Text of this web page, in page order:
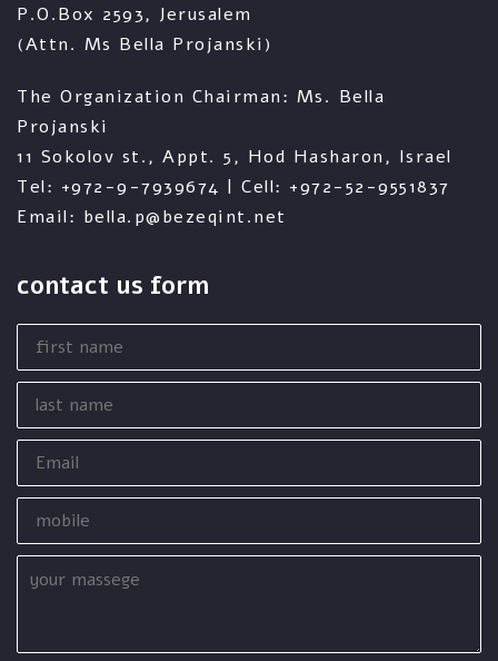
P.O.Box 2593, Jerusalem
(Attn. Ms Bella Projanski)
The Organization Chairman: Ms. Bella
Projanski
11 Sokolov st., Appt. 5, Hod Hasharon, Israel
Tel: +972-9-7939674 | Cell: +972-52-9551837
Email: bella.p@bezeqint.net
contact us form
first
name
last
name
Email
mobile
your
massege